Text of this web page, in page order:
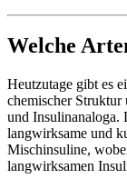
Welche
Heutzutage gibt es
chemischer Struktur
und Insulinanaloga.
langwirksame und
Mischinsuline,
langwirksamen